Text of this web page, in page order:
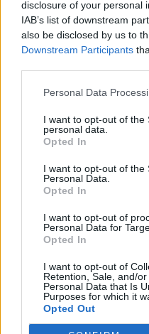
disclosure of your personal
IAB’s list of downstream
also be disclosed by us to
Downstream Participants
Personal Data
I want to opt-out of the
personal data.
Opted In
I want to opt-out of the
Personal Data.
Opted In
I want to opt-out of
Personal Data for
Opted In
I want to opt-out of
Retention, Sale, and/
Personal Data that Is
Purposes for which it
Opted Out
στροφή στο Χαρίσιο
09/08/2026 17:44